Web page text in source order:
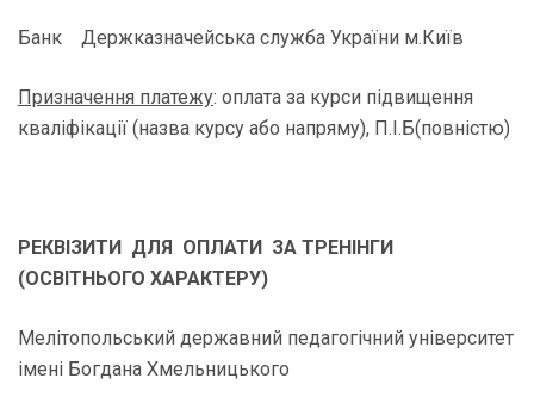
Банк Держказначейська служба України м.Київ
Призначення платежу: оплата за курси підвищення
кваліфікації (назва курсу або напряму), П.І.Б(повністю)
РЕКВІЗИТИ ДЛЯ ОПЛАТИ ЗА ТРЕНІНГИ
(ОСВІТНЬОГО ХАРАКТЕРУ)
Мелітопольський державний педагогічний університет
імені Богдана Хмельницького